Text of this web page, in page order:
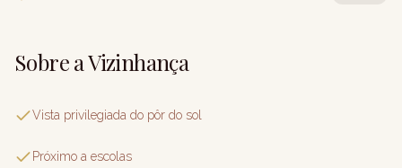
Sobre a Vizinhança
Vista privilegiada do pôr do sol
Próximo a escolas